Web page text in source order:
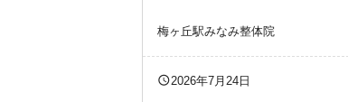
梅ヶ丘駅みなみ整体院
query_builder2026年7月24日